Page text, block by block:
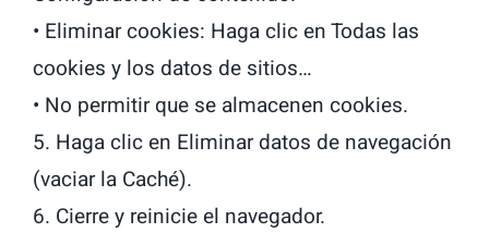
• Eliminar cookies: Haga clic en Todas las
cookies y los datos de sitios…
• No permitir que se almacenen cookies.
5. Haga clic en Eliminar datos de navegación
(vaciar la Caché).
6. Cierre y reinicie el navegador.